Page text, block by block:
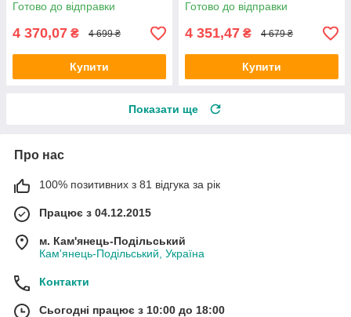
Готово до відправки
4 370,07 ₴ 4 699 ₴
Купити
20100 мА·год, PIR
Готово до відправки
4 351,47 ₴ 4 679 ₴
Купити
Показати ще
Про нас
100% позитивних з 81 відгука за рік
Працює з 04.12.2015
м. Кам'янець-Подільський
Кам'янець-Подільський, Україна
Контакти
Сьогодні працює з 10:00 до 18:00